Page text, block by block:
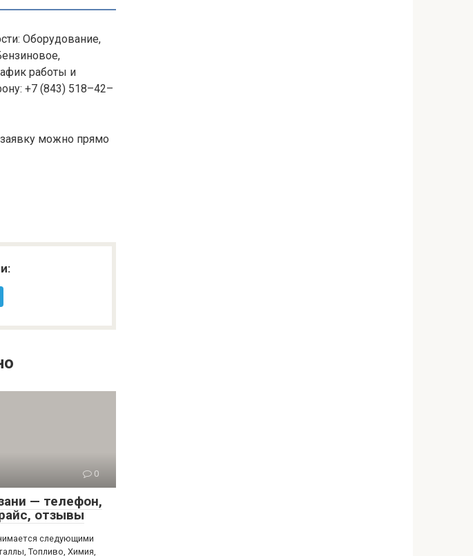
Оборудование,
работы и
+7 (843) 518–42–
можно прямо
0
— телефон,
отзывы
следующими
Топливо, Химия,